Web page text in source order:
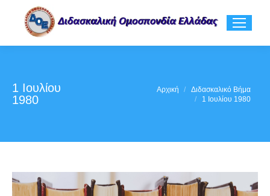
1 Ιουλίου
1980
Αρχική
Διδασκαλικό Βήμα
1 Ιουλίου 1980